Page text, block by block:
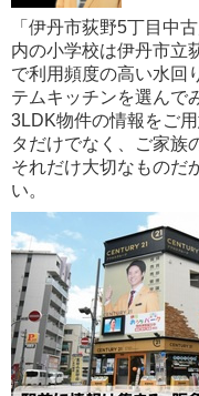
「伊丹市荻野5丁目中
内の小学校は伊丹市立
で利用頻度の高い水回
テムキッチンを選んで
3LDK物件の情報をご
タだけでなく、ご家族
それだけ大切なものだ
い。